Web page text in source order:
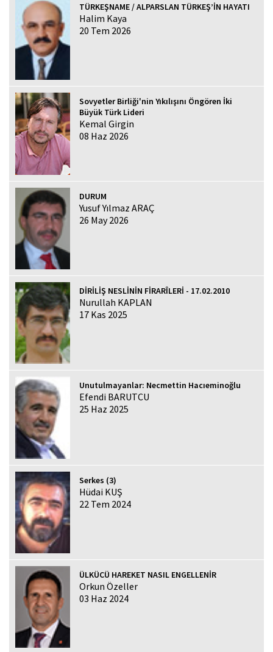
TÜRKEŞNAME / ALPARSLAN TÜRKEŞ’İN HAYATI
Halim Kaya
20 Tem 2026
Sovyetler Birliği'nin Yıkılışını Öngören İki
Büyük Türk Lideri
Kemal Girgin
08 Haz 2026
DURUM
Yusuf Yılmaz ARAÇ
26 May 2026
DİRİLİŞ NESLİNİN FİRARÎLERİ - 17.02.2010
Nurullah KAPLAN
17 Kas 2025
Unutulmayanlar: Necmettin Hacıeminoğlu
Efendi BARUTCU
25 Haz 2025
Serkes (3)
Hüdai KUŞ
22 Tem 2024
ÜLKÜCÜ HAREKET NASIL ENGELLENİR
Orkun Özeller
03 Haz 2024